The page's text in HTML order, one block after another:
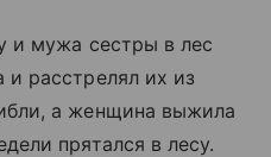
и мужа сестры в лес
и расстрелял их из
а женщина выжила
прятался в лесу.